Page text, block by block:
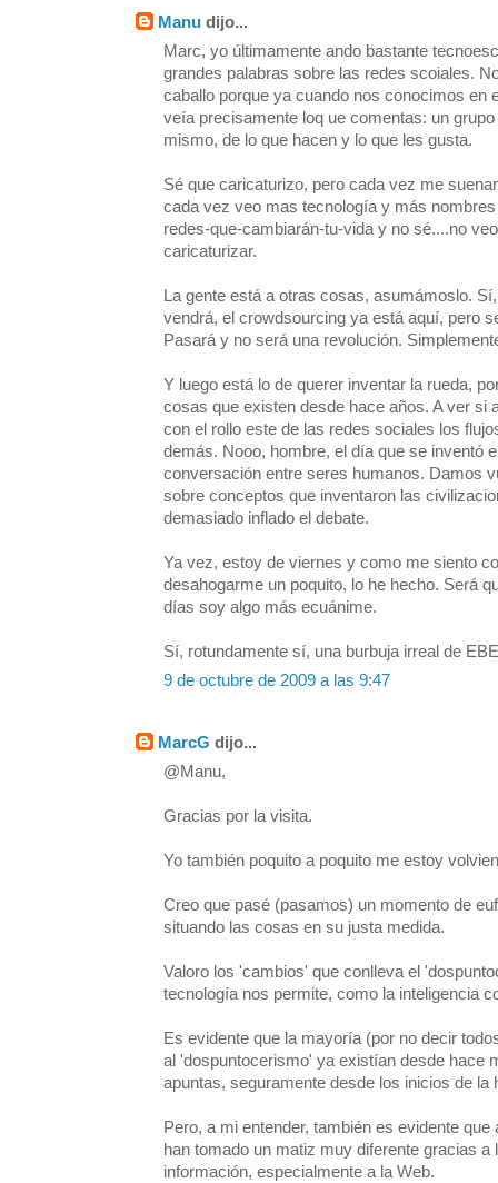
Manu dijo...
Marc, yo últimamente ando bastante
grandes palabras sobre las redes scoiales.
caballo porque ya cuando nos conocimos en
veía precisamente loq ue comentas: un
mismo, de lo que hacen y lo que les gusta.
Sé que caricaturizo, pero cada vez me
cada vez veo mas tecnología y más
redes-que-cambiarán-tu-vida y no sé....no
caricaturizar.
La gente está a otras cosas, asumámoslo.
vendrá, el crowdsourcing ya está aquí, pero
Pasará y no será una revolución.
Y luego está lo de querer inventar la rueda,
cosas que existen desde hace años. A ver si
con el rollo este de las redes sociales los
demás. Nooo, hombre, el día que se inventó
conversación entre seres humanos. Damos
sobre conceptos que inventaron las
demasiado inflado el debate.
Ya vez, estoy de viernes y como me siento
desahogarme un poquito, lo he hecho. Será
días soy algo más ecuánime.
Sí, rotundamente sí, una burbuja irreal de
9 de octubre de 2009 a las 9:47
MarcG dijo...
@Manu,
Gracias por la visita.
Yo también poquito a poquito me estoy
Creo que pasé (pasamos) un momento de
situando las cosas en su justa medida.
Valoro los 'cambios' que conlleva el
tecnología nos permite, como la inteligencia
Es evidente que la mayoría (por no decir
al 'dospuntocerismo' ya existían desde hace
apuntas, seguramente desde los inicios de la
Pero, a mi entender, también es evidente
han tomado un matiz muy diferente gracias a
información, especialmente a la Web.